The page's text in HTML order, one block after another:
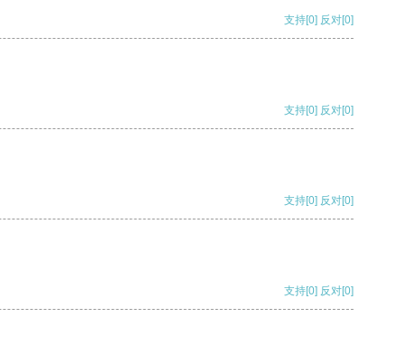
支持[0] 反对[0]
支持[0] 反对[0]
支持[0] 反对[0]
支持[0] 反对[0]